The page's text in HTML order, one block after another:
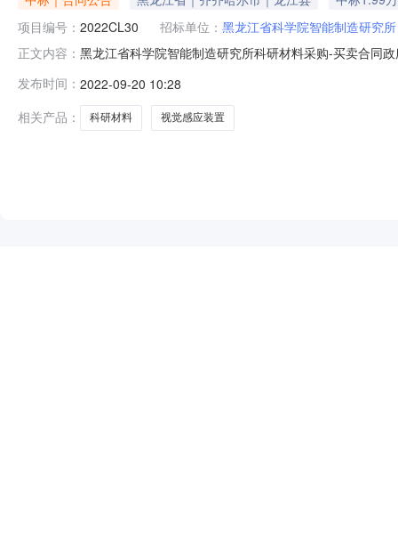
项目编号： 2022CL30 招标单位： 黑龙江省科学院智能制造研究所
正文内容： 黑龙江省科学院智能制造研究所科研材料采购-买卖合同
司地址：黑龙江省哈尔滨市松北区哈尔滨新区联系方式
发布时间： 2022-09-20 10:28
相关产品：
科研材料 视觉感应装置